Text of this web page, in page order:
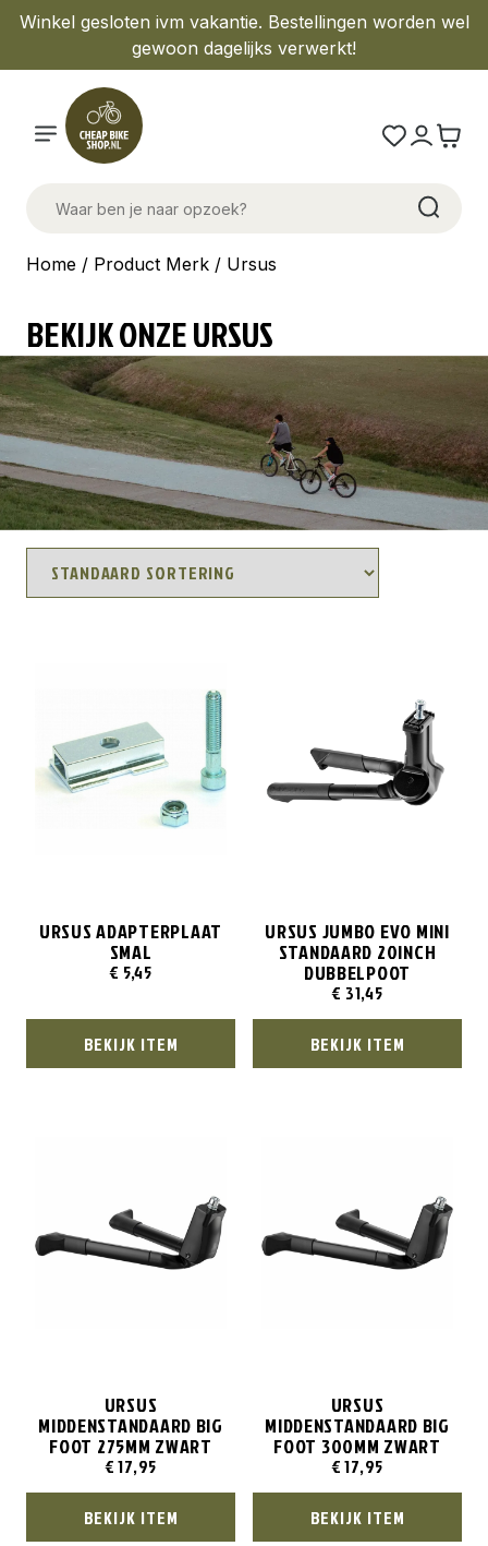
Winkel gesloten ivm vakantie. Bestellingen worden wel
gewoon dagelijks verwerkt!
Home / Product Merk / Ursus
BEKIJK ONZE URSUS
URSUS ADAPTERPLAAT
SMAL
€ 5,45
BEKIJK ITEM
URSUS JUMBO EVO MINI
STANDAARD 20INCH
DUBBELPOOT
€ 31,45
BEKIJK ITEM
URSUS
MIDDENSTANDAARD BIG
FOOT 275MM ZWART
€17,95
BEKIJK ITEM
URSUS
MIDDENSTANDAARD BIG
FOOT 300MM ZWART
€17,95
BEKIJK ITEM